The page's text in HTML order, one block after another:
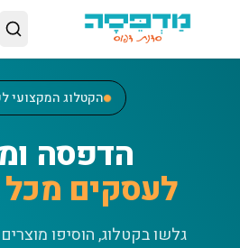
דלג לתוכן הראשי
הקטלוג המקצועי
הדפסה
לעסקים מכל
גלשו בקטלוג, הוסיפו